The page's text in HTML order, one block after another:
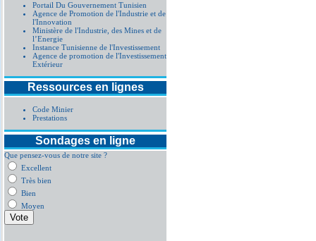
Portail Du Gouvernement Tunisien
Agence de Promotion de l'Industrie et de
l'Innovation
Ministère de l'Industrie, des Mines et de
l’Energie
Instance Tunisienne de l'Investissement
Agence de promotion de l'Investissement
Extérieur
Ressources en lignes
Code Minier
Prestations
Sondages en ligne
Que pensez-vous de notre site ?
Excellent
Très bien
Bien
Moyen